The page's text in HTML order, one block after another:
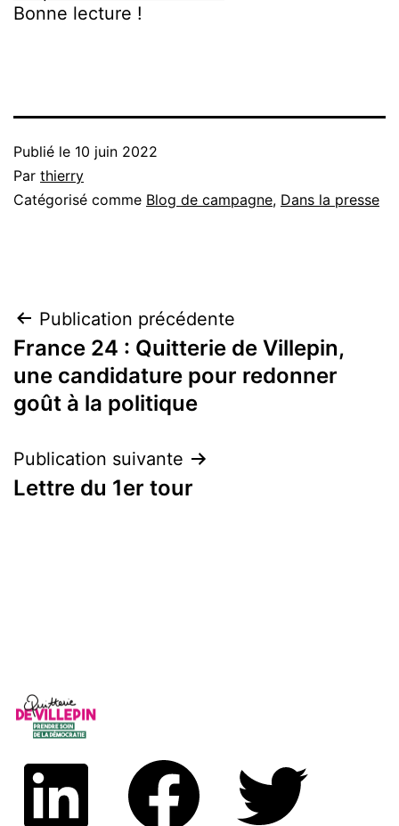
Bonne lecture !
Publié le 10 juin 2022
Par thierry
Catégorisé comme Blog de campagne, Dans la presse
Navigation
de
l’article
Publication précédente
France 24 : Quitterie de Villepin,
une candidature pour redonner
goût à la politique
Publication suivante
Lettre du 1er tour